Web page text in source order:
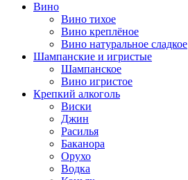
Вино
Вино тихое
Вино креплёное
Вино натуральное сладкое
Шампанские и игристые
Шампанское
Вино игристое
Крепкий алкоголь
Виски
Джин
Расилья
Баканора
Орухо
Водка